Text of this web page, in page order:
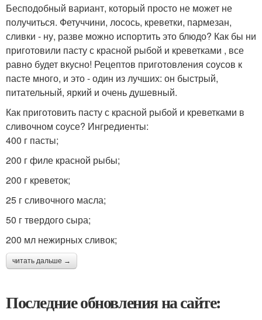
Бесподобный вариант, который просто не может не
получиться. Фетуччини, лосось, креветки, пармезан,
сливки - ну, разве можно испортить это блюдо? Как бы ни
приготовили пасту с красной рыбой и креветками , все
равно будет вкусно! Рецептов приготовления соусов к
пасте много, и это - один из лучших: он быстрый,
питательный, яркий и очень душевный.
Как приготовить пасту с красной рыбой и креветками в
сливочном соусе? Ингредиенты:
400 г пасты;
200 г филе красной рыбы;
200 г креветок;
25 г сливочного масла;
50 г твердого сыра;
200 мл нежирных сливок;
читать дальше →
Последние обновления на сайте: